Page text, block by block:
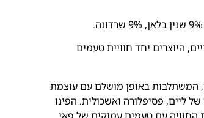
היוצרים יחד חוויית טעמים
המשתלבות באופן מושלם עם עוצמת
ליים, פסיפלורה ואשכולית. הפינו
החוויה עם טעמים עמוקים של פאי